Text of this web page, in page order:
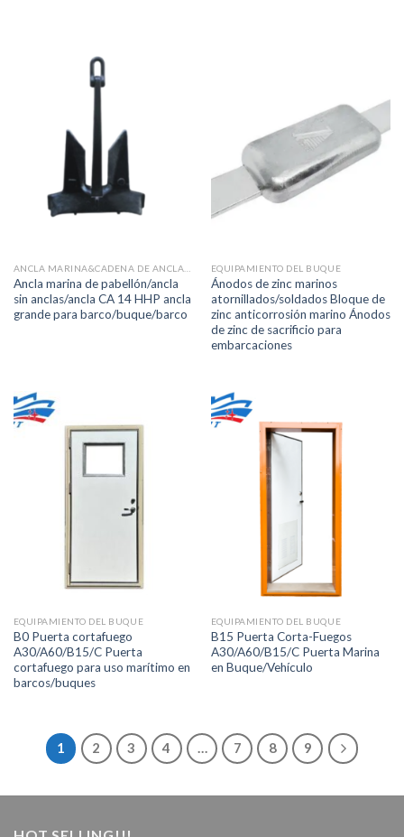
Ancla marina de pabellón/ancla
sin anclas/ancla CA 14 HHP ancla
grande para barco/buque/barco
EQUIPAMIENTO DEL BUQUE
Ánodos de zinc marinos
atornillados/soldados Bloque de
zinc anticorrosión marino Ánodos
de zinc de sacrificio para
embarcaciones
EQUIPAMIENTO DEL BUQUE
B0 Puerta cortafuego
A30/A60/B15/C Puerta
cortafuego para uso marítimo en
barcos/buques
EQUIPAMIENTO DEL BUQUE
B15 Puerta Corta-Fuegos
A30/A60/B15/C Puerta Marina
en Buque/Vehículo
1 2 3 4 … 7 8 9